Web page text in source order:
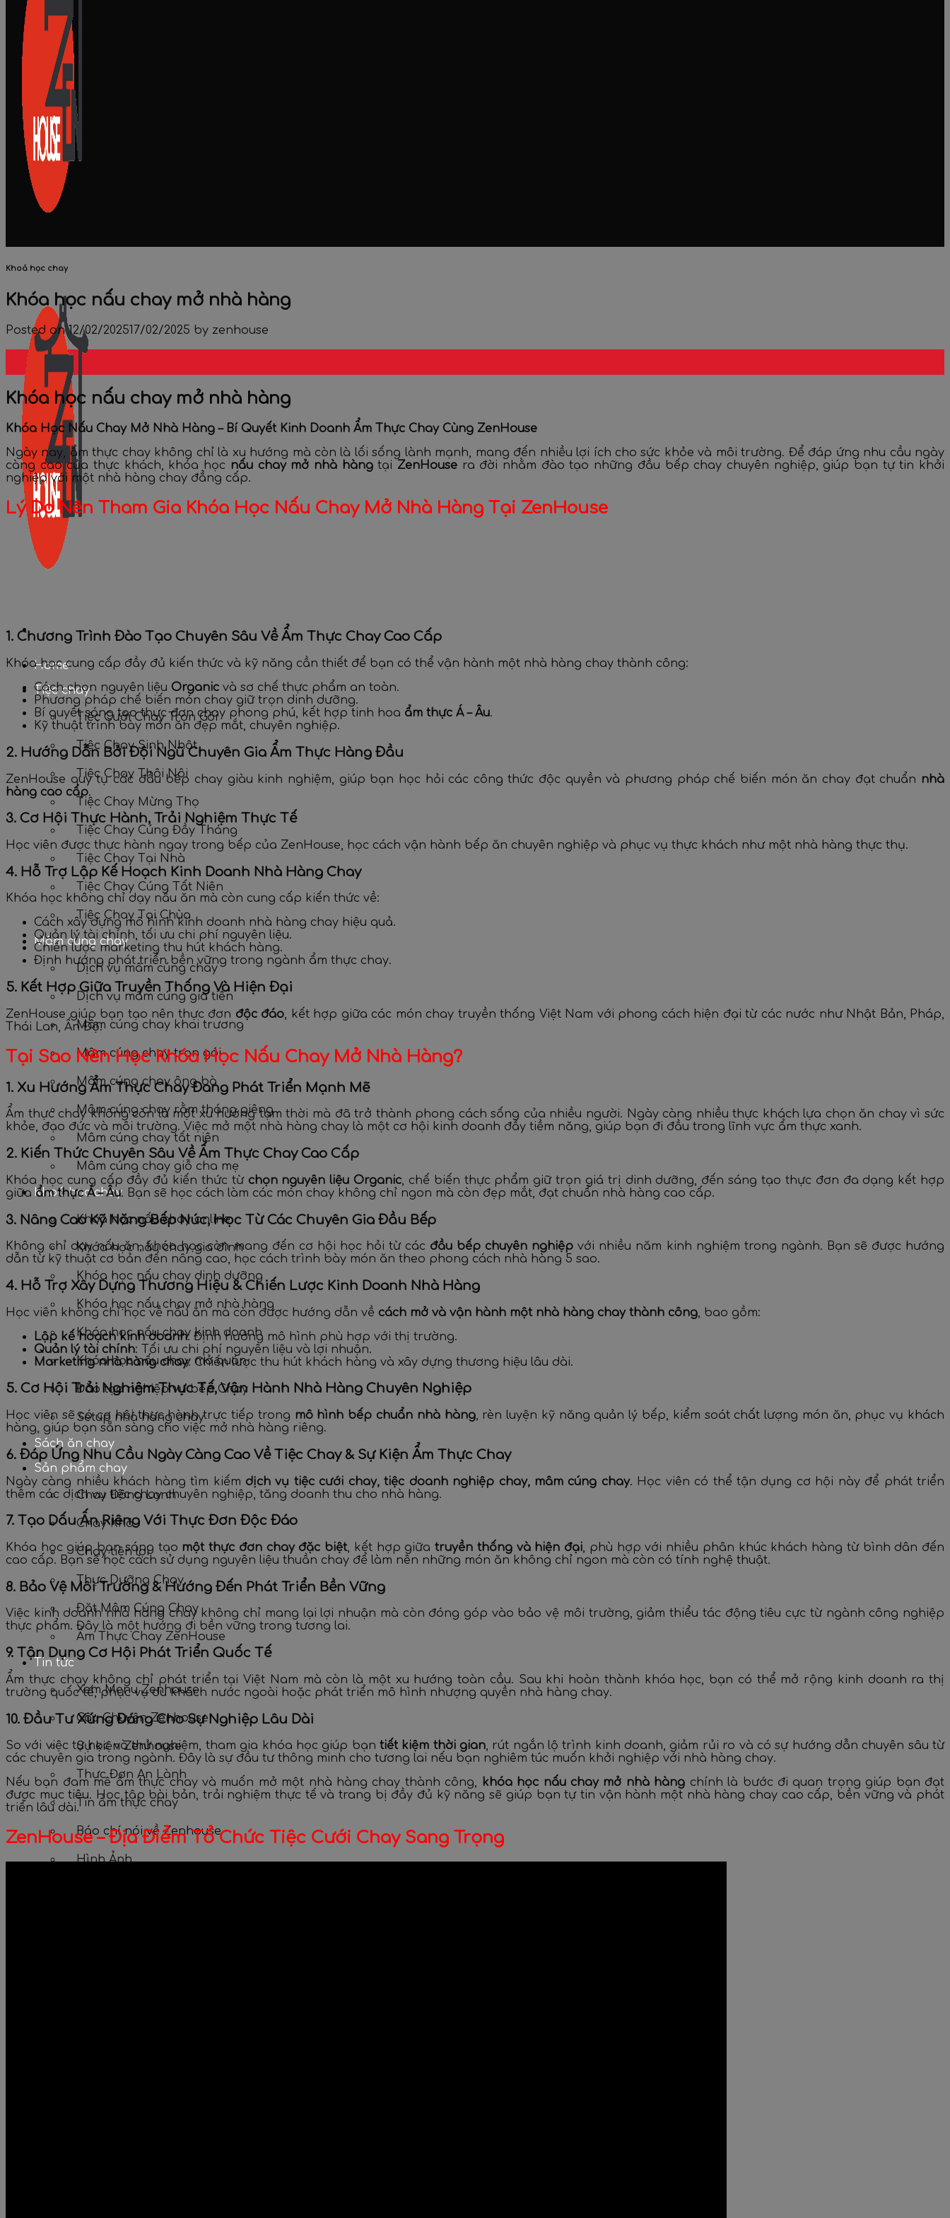
Home
Tiệc chay
Tiệc Cưới Chay Trọn Gói
Tiệc Chay Sinh Nhật
Tiệc Chay Thôi Nôi
Tiệc Chay Mừng Thọ
Tiệc Chay Cúng Đầy Tháng
Tiệc Chay Tại Nhà
Tiệc Chay Cúng Tất Niên
Tiệc Chay Tại Chùa
Mâm cúng chay
Dịch vụ mâm cúng chay
Dịch vụ mâm cúng gia tiên
Mâm cúng chay khai trương
Mâm cúng chay trọn gói
Mâm cúng chay ông bà
Mâm cúng chay rằm tháng giêng
Mâm cúng chay tất niên
Mâm cúng chay giỗ cha mẹ
Khoá học chay
Khoá học nấu chay online
Khóa học nấu chay gia đình
Khóa học nấu chay dinh dưỡng
Khóa học nấu chay mở nhà hàng
Khóa học nấu chay kinh doanh
Khóa học nấu chay mở quán
Đào tạo nghiệp vụ bếp Chay
Setup nhà hàng chay
Sách ăn chay
Sản phẩm chay
Chay Đông Lạnh
Chay Khô
Chay tiện lợi
Thực Dưỡng Chay
Đặt Mâm Cúng Chay
Ẩm Thực Chay ZenHouse
Tin tức
Xem Menu Zenhouse
Câu Chuyện Zenhouse
Sự kiện Zenhouse
Thực Đơn An Lành
Tin ẩm thực chay
Báo chí nói về Zenhouse
Hình Ảnh
Khoá học chay
Khóa học nấu chay mở nhà hàng
Posted on12/02/202517/02/2025 by zenhouse
Th2
Khóa học nấu chay mở nhà hàng
Khóa Học Nấu Chay Mở Nhà Hàng – Bí Quyết Kinh Doanh Ẩm Thực Chay Cùng ZenHouse
Ngày nay, ẩm thực chay không chỉ là xu hướng mà còn là lối sống lành mạnh, mang đến nhiều lợi ích cho sức khỏe và môi trường. Để đáp ứng nhu cầu ngày
càng cao của thực khách, khóa học nấu chay mở nhà hàngtại ZenHousera đời nhằm đào tạo những đầu bếp chay chuyên nghiệp, giúp bạn tự tin khởi
nghiệp với một nhà hàng chay đẳng cấp.
Lý Do Nên Tham Gia Khóa Học Nấu Chay Mở Nhà Hàng Tại ZenHouse
1. Chương Trình Đào Tạo Chuyên Sâu Về Ẩm Thực Chay Cao Cấp
Khóa học cung cấp đầy đủ kiến thức và kỹ năng cần thiết để bạn có thể vận hành một nhà hàng chay thành công:
Cách chọn nguyên liệu Organic và sơ chế thực phẩm an toàn.
Phương pháp chế biến món chay giữ trọn dinh dưỡng.
Bí quyết sáng tạo thực đơn chay phong phú, kết hợp tinh hoa ẩm thực Á – Âu.
Kỹ thuật trình bày món ăn đẹp mắt, chuyên nghiệp.
2. Hướng Dẫn Bởi Đội Ngũ Chuyên Gia Ẩm Thực Hàng Đầu
ZenHouse quy tụ các đầu bếp chay giàu kinh nghiệm, giúp bạn học hỏi các công thức độc quyền và phương pháp chế biến món ăn chay đạt chuẩn nhà
hàng cao cấp.
3. Cơ Hội Thực Hành, Trải Nghiệm Thực Tế
Học viên được thực hành ngay trong bếp của ZenHouse, học cách vận hành bếp ăn chuyên nghiệp và phục vụ thực khách như một nhà hàng thực thụ.
4. Hỗ Trợ Lập Kế Hoạch Kinh Doanh Nhà Hàng Chay
Khóa học không chỉ dạy nấu ăn mà còn cung cấp kiến thức về:
Cách xây dựng mô hình kinh doanh nhà hàng chay hiệu quả.
Quản lý tài chính, tối ưu chi phí nguyên liệu.
Chiến lược marketing thu hút khách hàng.
Định hướng phát triển bền vững trong ngành ẩm thực chay.
5. Kết Hợp Giữa Truyền Thống Và Hiện Đại
ZenHouse giúp bạn tạo nên thực đơn độc đáo, kết hợp giữa các món chay truyền thống Việt Nam với phong cách hiện đại từ các nước như Nhật Bản, Pháp,
Thái Lan, Ấn Độ.
Tại Sao Nên Học Khóa Học Nấu Chay Mở Nhà Hàng?
1. Xu Hướng Ẩm Thực Chay Đang Phát Triển Mạnh Mẽ
Ẩm thực chay không còn là một xu hướng tạm thời mà đã trở thành phong cách sống của nhiều người. Ngày càng nhiều thực khách lựa chọn ăn chay vì sức
khỏe, đạo đức và môi trường. Việc mở một nhà hàng chay là một cơ hội kinh doanh đầy tiềm năng, giúp bạn đi đầu trong lĩnh vực ẩm thực xanh.
2. Kiến Thức Chuyên Sâu Về Ẩm Thực Chay Cao Cấp
Khóa học cung cấp đầy đủ kiến thức từ chọn nguyên liệu Organic, chế biến thực phẩm giữ trọn giá trị dinh dưỡng, đến sáng tạo thực đơn đa dạng kết hợp
giữa ẩm thực Á – Âu. Bạn sẽ học cách làm các món chay không chỉ ngon mà còn đẹp mắt, đạt chuẩn nhà hàng cao cấp.
3. Nâng Cao Kỹ Năng Bếp Núc, Học Từ Các Chuyên Gia Đầu Bếp
Không chỉ dạy nấu ăn, khóa học còn mang đến cơ hội học hỏi từ các đầu bếp chuyên nghiệp với nhiều năm kinh nghiệm trong ngành. Bạn sẽ được hướng
dẫn từ kỹ thuật cơ bản đến nâng cao, học cách trình bày món ăn theo phong cách nhà hàng 5 sao.
4. Hỗ Trợ Xây Dựng Thương Hiệu & Chiến Lược Kinh Doanh Nhà Hàng
Học viên không chỉ học về nấu ăn mà còn được hướng dẫn về cách mở và vận hành một nhà hàng chay thành công, bao gồm:
Lập kế hoạch kinh doanh: Định hướng mô hình phù hợp với thị trường.
Quản lý tài chính: Tối ưu chi phí nguyên liệu và lợi nhuận.
Marketing nhà hàng chay: Chiến lược thu hút khách hàng và xây dựng thương hiệu lâu dài.
5. Cơ Hội Trải Nghiệm Thực Tế, Vận Hành Nhà Hàng Chuyên Nghiệp
Học viên sẽ có cơ hội thực hành trực tiếp trong mô hình bếp chuẩn nhà hàng, rèn luyện kỹ năng quản lý bếp, kiểm soát chất lượng món ăn, phục vụ khách
hàng, giúp bạn sẵn sàng cho việc mở nhà hàng riêng.
6. Đáp Ứng Nhu Cầu Ngày Càng Cao Về Tiệc Chay & Sự Kiện Ẩm Thực Chay
Ngày càng nhiều khách hàng tìm kiếm dịch vụ tiệc cưới chay, tiệc doanh nghiệp chay, mâm cúng chay. Học viên có thể tận dụng cơ hội này để phát triển
thêm các dịch vụ tiệc chay chuyên nghiệp, tăng doanh thu cho nhà hàng.
7. Tạo Dấu Ấn Riêng Với Thực Đơn Độc Đáo
Khóa học giúp bạn sáng tạo một thực đơn chay đặc biệt, kết hợp giữatruyền thống và hiện đại, phù hợp với nhiều phân khúc khách hàng từ bình dân đến
cao cấp. Bạn sẽ học cách sử dụng nguyên liệu thuần chay để làm nên những món ăn không chỉ ngon mà còn có tính nghệ thuật.
8. Bảo Vệ Môi Trường & Hướng Đến Phát Triển Bền Vững
Việc kinh doanh nhà hàng chay không chỉ mang lại lợi nhuận mà còn đóng góp vào bảo vệ môi trường, giảm thiểu tác động tiêu cực từ ngành công nghiệp
thực phẩm. Đây là một hướng đi bền vững trong tương lai.
9. Tận Dụng Cơ Hội Phát Triển Quốc Tế
Ẩm thực chay không chỉ phát triển tại Việt Nam mà còn là một xu hướng toàn cầu. Sau khi hoàn thành khóa học, bạn có thể mở rộng kinh doanh ra thị
trường quốc tế, phục vụ du khách nước ngoài hoặc phát triển mô hình nhượng quyền nhà hàng chay.
10. Đầu Tư Xứng Đáng Cho Sự Nghiệp Lâu Dài
So với việc tự học và thử nghiệm, tham gia khóa học giúp bạn tiết kiệm thời gian, rút ngắn lộ trình kinh doanh, giảm rủi ro và có sự hướng dẫn chuyên sâu từ
các chuyên gia trong ngành. Đây là sự đầu tư thông minh cho tương lai nếu bạn nghiêm túc muốn khởi nghiệp với nhà hàng chay.
Nếu bạn đam mê ẩm thực chay và muốn mở một nhà hàng chay thành công,
khóa học nấu chay mở nhà hàng chính là bước đi quan trọng giúp bạn đạt
được mục tiêu. Học tập bài bản, trải nghiệm thực tế và trang bị đầy đủ kỹ năng sẽ giúp bạn tự tin vận hành một nhà hàng chay cao cấp, bền vững và phát
triển lâu dài.
ZenHouse – Địa Điểm Tổ Chức Tiệc Cưới Chay Sang Trọng